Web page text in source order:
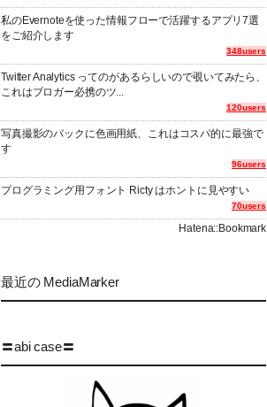
私のEvernoteを使った情報フローで活躍するアプリ7選
をご紹介します
348users
Twitter Analytics ってのがあるらしいので覗いてみたら、
これはブロガー必携のツ...
120users
写真撮影のバックに色画用紙、これはコスパ的に最強で
す
96users
プログラミング用フォント Ricty はホントに見やすい
70users
Hatena::Bookmark
最近の MediaMarker
〓abi case〓